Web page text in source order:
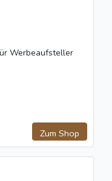
Werbeaufsteller
Zum Shop